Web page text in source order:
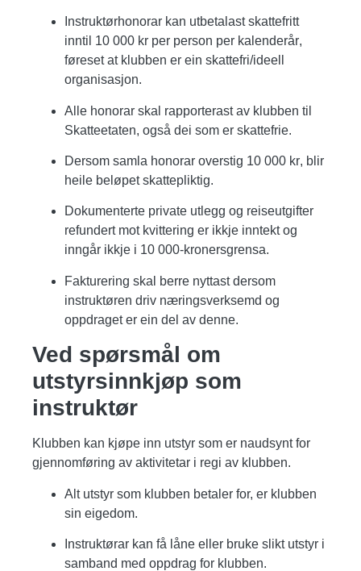
Instruktørhonorar kan utbetalastskattefritt
inntil 10 000 kr per person per kalenderår,
føreset at klubben er ein skattefri/ideell
organisasjon.
Alle honorar skal rapporterast av klubben til
Skatteetaten, også dei som er skattefrie.
Dersom samla honorar overstig 10 000 kr, blir
heile beløpet skattepliktig.
Dokumenterte private utlegg og reiseutgifter
refundert mot kvittering er ikkje inntektog
inngår ikkje i 10 000-kronersgrensa.
Fakturering skal berre nyttast dersom
instruktøren driv næringsverksemd og
oppdraget er ein del av denne.
Ved spørsmål om
utstyrsinnkjøp som
instruktør
Klubben kan kjøpe inn utstyr som er naudsynt for
gjennomføring av aktivitetar i regi av klubben.
Alt utstyr som klubben betaler for, er klubben
sin eigedom.
Instruktørar kan få låne eller bruke slikt utstyr i
samband med oppdrag for klubben.